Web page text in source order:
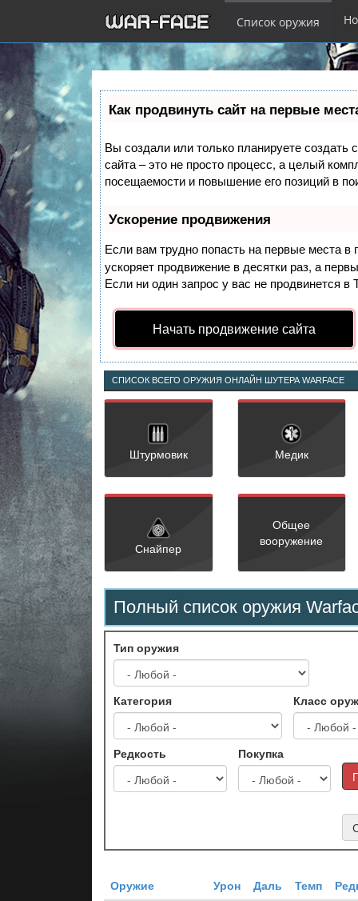
Перейти
к
основному
содержанию
Список оружия
Как продвинуть сайт на первые
Вы создали или только планируете создать
сайта – это не просто процесс, а целый
посещаемости и повышение его позиций в
Ускорение продвижения
Если вам трудно попасть на первые места в
ускоряет продвижение в десятки раз, а
Если ни один запрос у вас не продвинется в
Начать продвижение сайта
СПИСОК ВСЕГО ОРУЖИЯ ОНЛАЙН ШУТЕРА WARFACE
Штурмовик Медик
Снайпер
Общее
вооружение
Полный список оружия
Тип оружия
Категория Класс
Редкость
Покупка
Оружие Урон Даль Темп